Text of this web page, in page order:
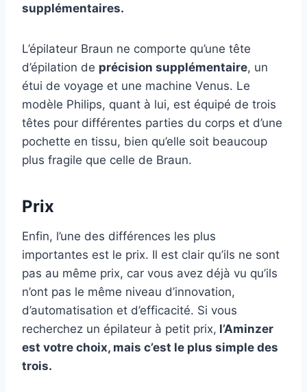
supplémentaires.
L’épilateur Braun ne comporte qu’une tête
d’épilation de précision supplémentaire, un
étui de voyage et une machine Venus. Le
modèle Philips, quant à lui, est équipé de trois
têtes pour différentes parties du corps et d’une
pochette en tissu, bien qu’elle soit beaucoup
plus fragile que celle de Braun.
Prix
Enfin, l’une des différences les plus
importantes est le prix. Il est clair qu’ils ne sont
pas au même prix, car vous avez déjà vu qu’ils
n’ont pas le même niveau d’innovation,
d’automatisation et d’efficacité. Si vous
recherchez un épilateur à petit prix, l’Aminzer
est votre choix, mais c’est le plus simple des
trois.